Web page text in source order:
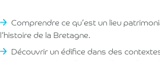
Comprendre ce qu’est un lieu
l’histoire de la Bretagne.
Découvrir un édifice dans des